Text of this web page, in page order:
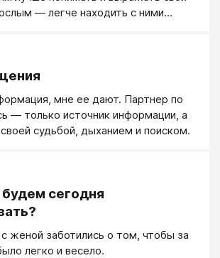
— легче находить с ними
мне ее дают. Партнер по
― только источник информации, а
судьбой, дыханием и поиском.
сегодня
женой заботились о том, чтобы за
легко и весело.